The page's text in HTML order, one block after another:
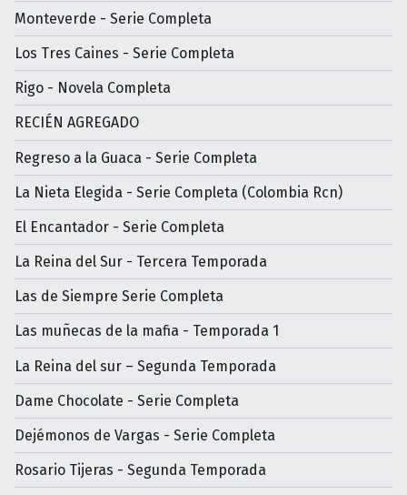
Monteverde - Serie Completa
Los Tres Caines - Serie Completa
Rigo - Novela Completa
RECIÉN AGREGADO
Regreso a la Guaca - Serie Completa
La Nieta Elegida - Serie Completa (Colombia Rcn)
El Encantador - Serie Completa
La Reina del Sur - Tercera Temporada
Las de Siempre Serie Completa
Las muñecas de la mafia - Temporada 1
La Reina del sur – Segunda Temporada
Dame Chocolate - Serie Completa
Dejémonos de Vargas - Serie Completa
Rosario Tijeras - Segunda Temporada